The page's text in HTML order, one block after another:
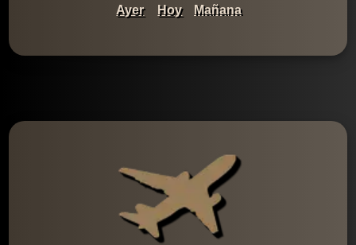
Ayer Hoy Mañana